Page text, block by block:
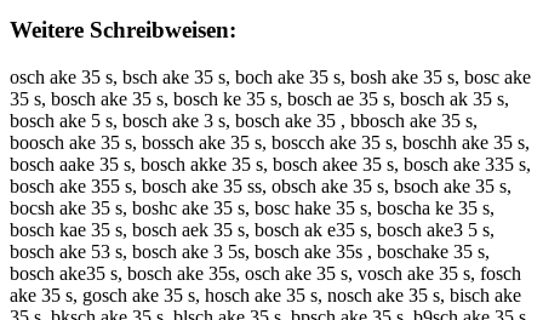
Weitere Schreibweisen:
osch ake 35 s, bsch ake 35 s, boch ake 35 s, bosh ake 35 s, bosc ake
35 s, bosch ake 35 s, bosch ke 35 s, bosch ae 35 s, bosch ak 35 s,
bosch ake 5 s, bosch ake 3 s, bosch ake 35 , bbosch ake 35 s,
boosch ake 35 s, bossch ake 35 s, boscch ake 35 s, boschh ake 35 s,
bosch aake 35 s, bosch akke 35 s, bosch akee 35 s, bosch ake 335 s,
bosch ake 355 s, bosch ake 35 ss, obsch ake 35 s, bsoch ake 35 s,
bocsh ake 35 s, boshc ake 35 s, bosc hake 35 s, boscha ke 35 s,
bosch kae 35 s, bosch aek 35 s, bosch ak e35 s, bosch ake3 5 s,
bosch ake 53 s, bosch ake 3 5s, bosch ake 35s , boschake 35 s,
bosch ake35 s, bosch ake 35s, osch ake 35 s, vosch ake 35 s, fosch
ake 35 s, gosch ake 35 s, hosch ake 35 s, nosch ake 35 s, bisch ake